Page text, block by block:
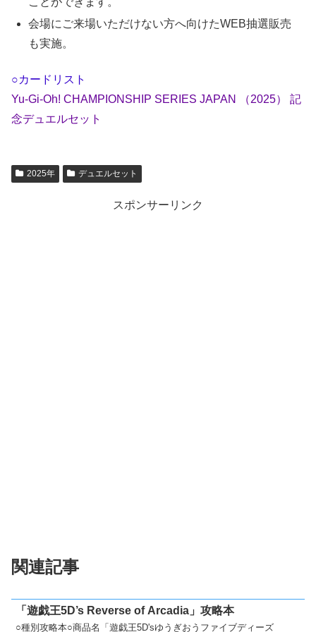
会場にご来場いただけない方へ向けたWEB抽選販売
も実施。
○カードリスト
Yu-Gi-Oh! CHAMPIONSHIP SERIES JAPAN （2025） 記
念デュエルセット
2025年 デュエルセット
スポンサーリンク
関連記事
「遊戯王5D’s Reverse of Arcadia」攻略本
○種別攻略本○商品名「遊戯王5D'sゆうぎおうファイブディーズ